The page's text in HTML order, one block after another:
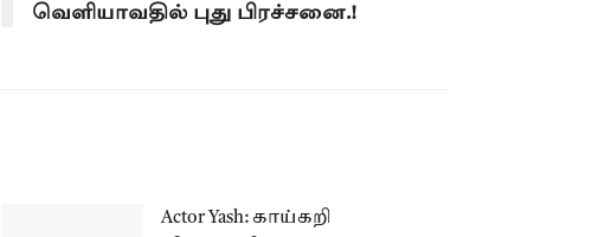
வெளியாவதில் புது பிரச்சனை.!
Actor Yash: காய்கறி